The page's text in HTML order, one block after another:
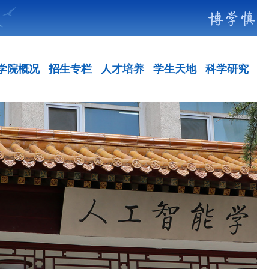
院概况 招生专栏 人才培养 学生天地 科学研究